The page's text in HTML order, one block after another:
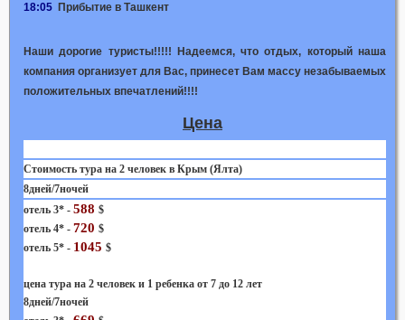
18:05 Прибытие в Ташкент
Наши дорогие туристы!!!!! Надеемся, что отдых, который наша
компания организует для Вас, принесет Вам массу незабываемых
положительных впечатлений!!!!
Цена
Стоимость тура на 2 человек в Крым (Ялта)
8дней/7ночей
отель 3* - 588 $
отель 4* - 720 $
отель 5* - 1045 $
цена тура на 2 человек и 1 ребенка от 7 до 12 лет
8дней/7ночей